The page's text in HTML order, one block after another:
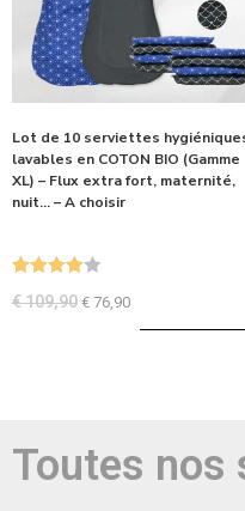
Lot de 10 serviettes
lavables en COTON BIO (Gamme
XL) – Flux extra fort, maternité,
nuit… – A choisir
€109,90 € 76,90
Toutes nos